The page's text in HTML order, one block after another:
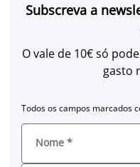
Subscreva a
O vale de 10€ só
gasto
Todos os campos marcados
Nome *